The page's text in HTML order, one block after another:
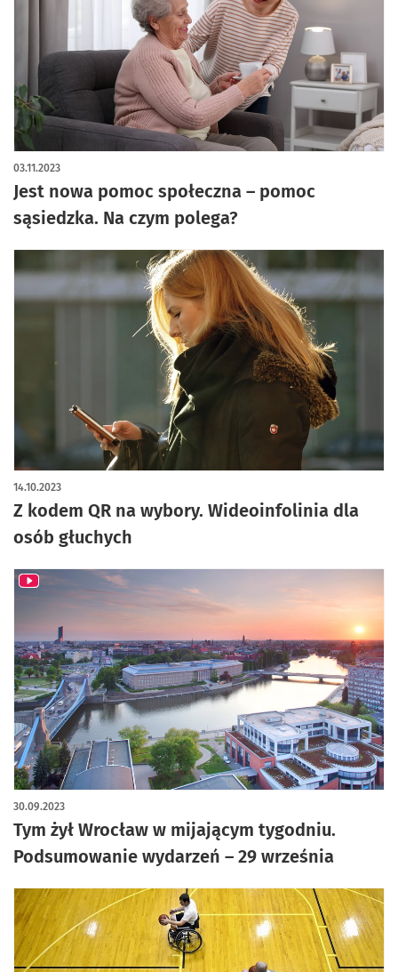
Jest nowa pomoc społeczna – pomoc
sąsiedzka. Na czym polega?
03.11.2023
Z kodem QR na wybory. Wideoinfolinia dla
osób głuchych
14.10.2023
Tym żył Wrocław w mijającym tygodniu.
Podsumowanie wydarzeń – 29 września
30.09.2023